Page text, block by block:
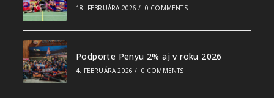
18. FEBRUÁRA 2026 / 0 COMMENTS
Podporte Penyu 2% aj v roku 2026
4. FEBRUÁRA 2026 / 0 COMMENTS